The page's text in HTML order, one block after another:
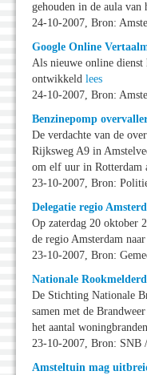
gehouden in de aula
24-10-2007, Bron:
Google Online
Als nieuwe online dienst
ontwikkeld lees
24-10-2007, Bron:
Benzinepomp
De verdachte van de
Rijksweg A9 in
om elf uur in Rotterdam
23-10-2007, Bron:
Delegatie regio
Op zaterdag 20 oktober
de regio Amsterdam
23-10-2007, Bron:
Nationale
De Stichting Nationale
samen met de
het aantal
23-10-2007, Bron: SNB
Amsteltuin mag